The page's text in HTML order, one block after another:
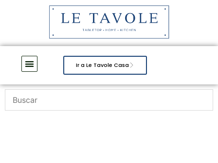
Ir a Le Tavole Casa